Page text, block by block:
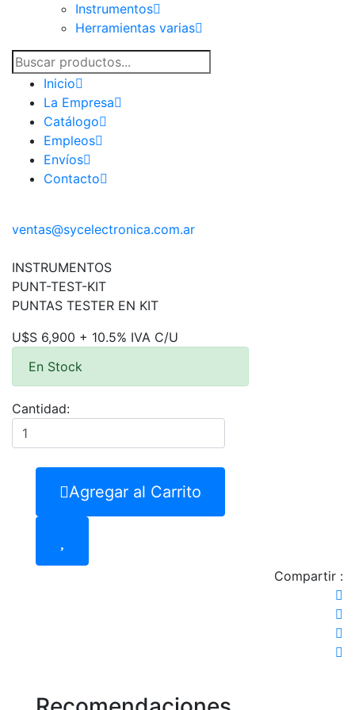
Instrumentos
Herramientas varias
Inicio
La Empresa
Catálogo
Empleos
Envíos
Contacto
ventas@sycelectronica.com.ar
INSTRUMENTOS
PUNT-TEST-KIT
PUNTAS TESTER EN KIT
U$S 6,900 + 10.5% IVA C/U
En Stock
Cantidad:
Agregar al Carrito
Compartir :